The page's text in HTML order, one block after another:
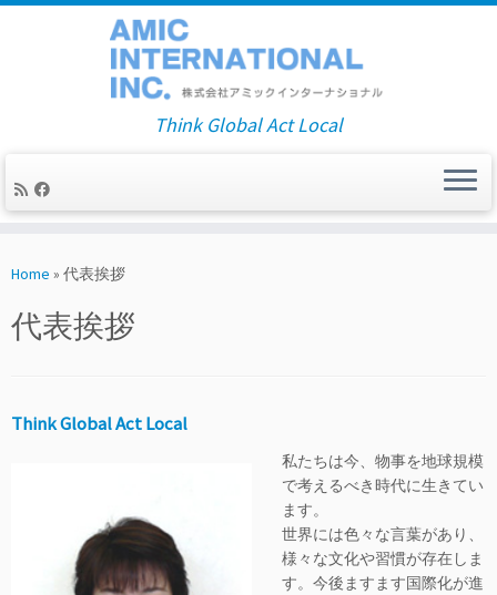
to
Think Global Act Local
Home » 代表挨拶
代表挨拶
Think Global Act Local
私たちは今、物事を地球規模
で考えるべき時代に生きてい
ます。
世界には色々な言葉があり、
様々な文化や習慣が存在しま
す。今後ますます国際化が進